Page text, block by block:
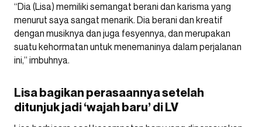
“Dia (Lisa) memiliki semangat berani dan karisma yang
menurut saya sangat menarik. Dia berani dan kreatif
dengan musiknya dan juga fesyennya, dan merupakan
suatu kehormatan untuk menemaninya dalam perjalanan
ini,” imbuhnya.
Lisa bagikan perasaannya setelah
ditunjuk jadi ‘wajah baru’ di LV